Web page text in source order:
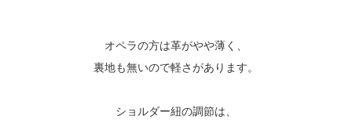
オペラの方は革がやや薄く、
裏地も無いので軽さがあります。
ショルダー紐の調節は、